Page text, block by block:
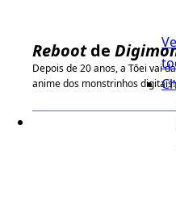
Rebootde
Depois de 20 anos, a Tōei vai
anime dos monstrinhos digitais!